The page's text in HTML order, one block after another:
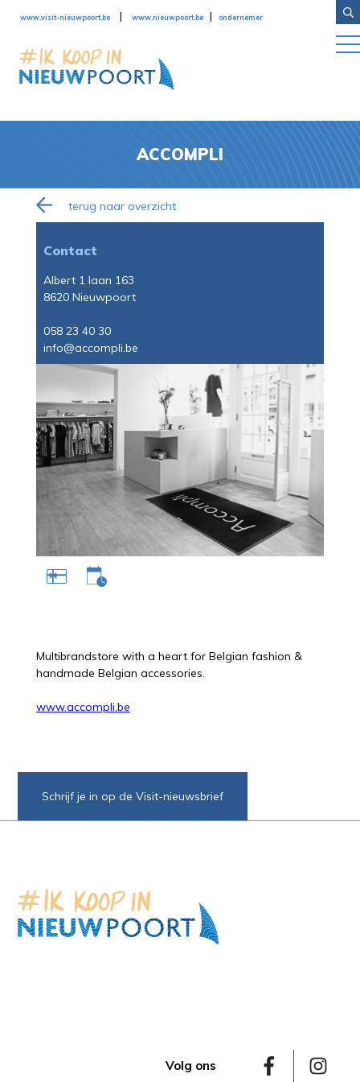
www.visit-nieuwpoort.be | www.nieuwpoort.be | ondernemer
ACCOMPLI
terug naar overzicht
Contact
Albert 1 laan 163
8620 Nieuwpoort
058 23 40 30
info@accompli.be
Multibrandstore with a heart for Belgian fashion &
handmade Belgian accessories.
www.accompli.be
Schrijf je in op de Visit-nieuwsbrief
Volg ons